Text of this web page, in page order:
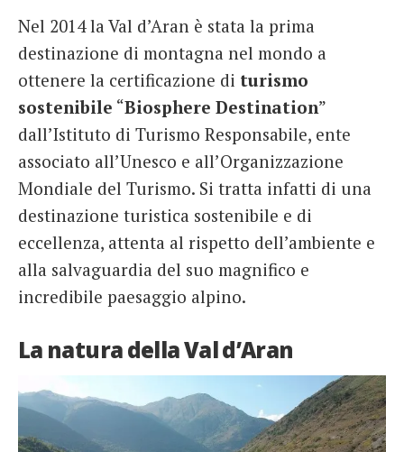
Nel 2014 la Val d’Aran è stata la prima
destinazione di montagna nel mondo a
ottenere la certificazione di turismo
sostenibile “Biosphere Destination”
dall’Istituto di Turismo Responsabile, ente
associato all’Unesco e all’Organizzazione
Mondiale del Turismo. Si tratta infatti di una
destinazione turistica sostenibile e di
eccellenza, attenta al rispetto dell’ambiente e
alla salvaguardia del suo magnifico e
incredibile paesaggio alpino.
La natura della Val d’Aran